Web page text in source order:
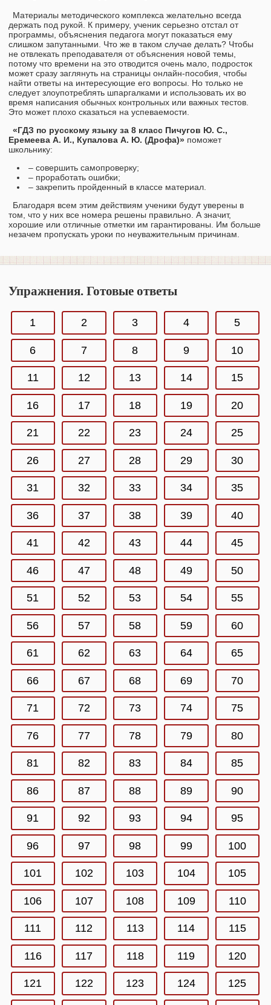
Материалы методического комплекса желательно всегда
держать под рукой. К примеру, ученик серьезно отстал от
программы, объяснения педагога могут показаться ему
слишком запутанными. Что же в таком случае делать? Чтобы
не отвлекать преподавателя от объяснения новой темы,
потому что времени на это отводится очень мало, подросток
может сразу заглянуть на страницы онлайн-пособия, чтобы
найти ответы на интересующие его вопросы. Но только не
следует злоупотреблять шпаргалками и использовать их во
время написания обычных контрольных или важных тестов.
Это может плохо сказаться на успеваемости.
«ГДЗ по русскому языку за 8 класс Пичугов Ю. С.,
Еремеева А. И., Купалова А. Ю. (Дрофа)» поможет
школьнику:
– совершить самопроверку;
– проработать ошибки;
– закрепить пройденный в классе материал.
Благодаря всем этим действиям ученики будут уверены в
том, что у них все номера решены правильно. А значит,
хорошие или отличные отметки им гарантированы. Им больше
незачем пропускать уроки по неуважительным причинам.
Упражнения. Готовые ответы
1 2 3 4 5
6 7 8 9 10
11 12 13 14 15
16 17 18 19 20
21 22 23 24 25
26 27 28 29 30
31 32 33 34 35
36 37 38 39 40
41 42 43 44 45
46 47 48 49 50
51 52 53 54 55
56 57 58 59 60
61 62 63 64 65
66 67 68 69 70
71 72 73 74 75
76 77 78 79 80
81 82 83 84 85
86 87 88 89 90
91 92 93 94 95
96 97 98 99 100
101 102 103 104 105
106 107 108 109 110
111 112 113 114 115
116 117 118 119 120
121 122 123 124 125